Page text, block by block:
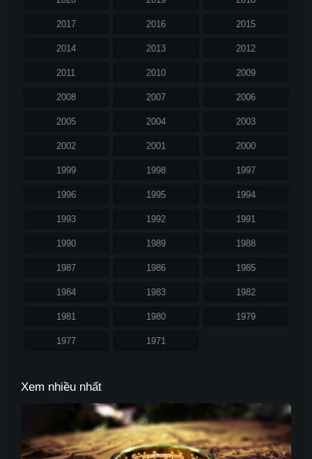
2017 2016 2015
2014 2013 2012
2011 2010 2009
2008 2007 2006
2005 2004 2003
2002 2001 2000
1999 1998 1997
1996 1995 1994
1993 1992 1991
1990 1989 1988
1987 1986 1985
1984 1983 1982
1981 1980 1979
1977 1971
Xem nhiều nhất